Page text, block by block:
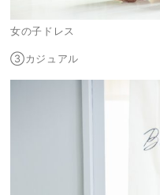
女の子ドレス
③カジュアル